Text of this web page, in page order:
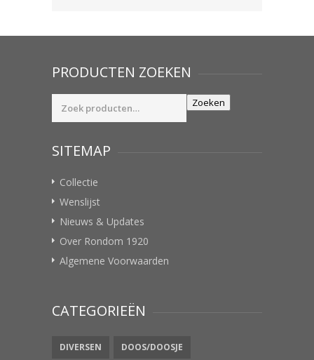
PRODUCTEN ZOEKEN
Zoeken
Zoeken
SITEMAP
Collectie
Wenslijst
Nieuws & Updates
Over Rondom 1920
Algemene Voorwaarden
CATEGORIEËN
DIVERSEN DOOS/DOOSJE